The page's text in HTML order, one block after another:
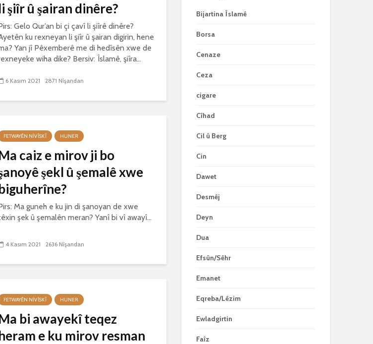
şiîr û şairan dinêre?
Gelo Qur’an bi çi çavî li şiîrê dinêre?
ku rexneyan li şiîr û şairan digirin, hene
Yan jî Pêxemberê me di hedîsên xwe de
wiha dike? Bersiv: Îslamê, şiîra...
6 Kasım 2021 2871 Nîşandan
FETWAYÊN NIVÎSKÎ HUNER
caiz e mirov ji bo
şekl û şemalê xwe
Ma guneh e ku jin di şanoyan de xwe
şek û şemalên meran? Yanî bi vî awayî...
4 Kasım 2021 2636 Nîşandan
FETWAYÊN NIVÎSKÎ HUNER
bi awayekî teqez
e ku mirov resman
Bijartina Îslamê
Borsa
Cenaze
Ceza
cigare
Cîhad
Cil û Berg
Cin
Dawet
Desmêj
Deyn
Dua
Efsûn/Sêhr
Emanet
Eqreba/Lêzim
Ewladgirtin
Faîz